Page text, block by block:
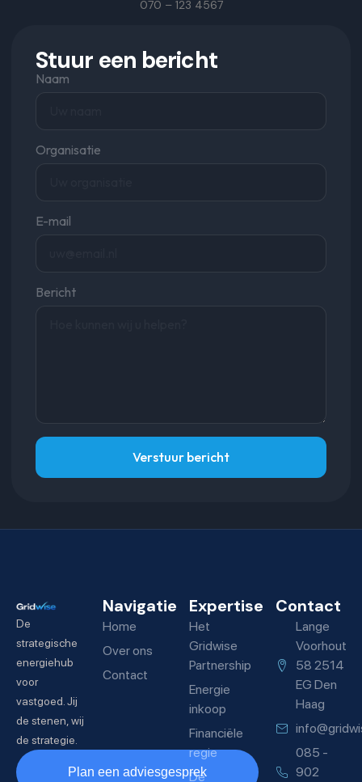
070 – 123 4567
Stuur een bericht
Naam
Organisatie
E-mail
Bericht
Verstuur bericht
De
strategische
energiehub
voor
vastgoed. Jij
de stenen, wij
de strategie.
Plan een adviesgesprek
Navigatie
Home
Over ons
Contact
Expertise
Het
Gridwise
Partnership
Energie
inkoop
Financiële
regie
De
Contact
Lange
Voorhout
58 2514
EG Den
Haag
085 -
902